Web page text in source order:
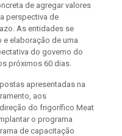
de agregar valores
perspectiva de
As entidades se
e elaboração de uma
do governo do
próximos 60 dias.
apresentadas na
aos
do frigorífico Meat
o programa
de capacitação